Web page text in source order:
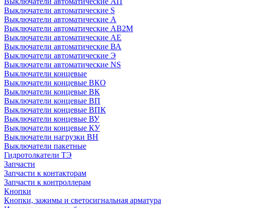
Выключатели автоматические S
Выключатели автоматические А
Выключатели автоматические АВ2М
Выключатели автоматические АЕ
Выключатели автоматические ВА
Выключатели автоматические Э
Выключатели автоматические NS
Выключатели концевые
Выключатели концевые ВКО
Выключатели концевые ВК
Выключатели концевые ВП
Выключатели концевые ВПК
Выключатели концевые ВУ
Выключатели концевые КУ
Выключатели нагрузки ВН
Выключатели пакетные
Гидротолкатели ТЭ
Запчасти
Запчасти к контакторам
Запчасти к контроллерам
Кнопки
Кнопки, зажимы и светосигнальная арматура